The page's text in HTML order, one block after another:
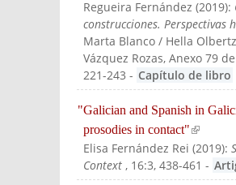
Regueira Fernández (2019):
construcciones. Perspectivas
Marta Blanco / Hella
Vázquez Rozas, Anexo 79
221-243- Capítulo de libro
"Galician and Spanish in
prosodies in contact"(link is
Elisa Fernández Rei (2019):
Context, 16:3, 438-461-